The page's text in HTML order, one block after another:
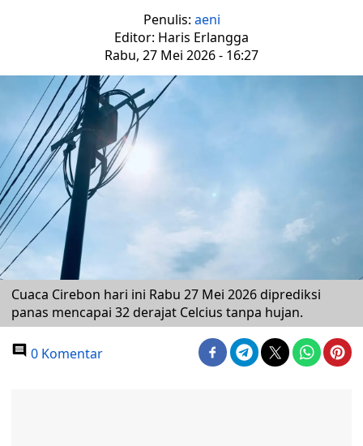
Penulis: aeni
Editor: Haris Erlangga
Rabu, 27 Mei 2026 - 16:27
Cuaca Cirebon hari ini Rabu 27 Mei 2026 diprediksi
panas mencapai 32 derajat Celcius tanpa hujan.
0 Komentar